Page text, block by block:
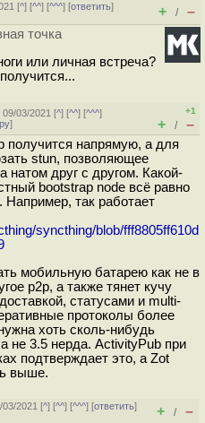
[^] [^^] [^^^] [ответить]
+ / –
точка
или личная встреча?
09/03/2021 [^] [^^] [^^^]
]
+1
+ / –
получится напрямую, а для
stun, позволяющее
натом друг с другом. Какой-
bootstrap node всё равно
Например, так работает
syncthing/blob/fff8805ff610d
мобильную батарею как не в
p2p, а также тянет кучу
статусами и multi-
протоколы более
хоть сколь-нибудь
не 3.5 нерда. ActivityPub при
подтверждает это, а Zot
выше.
03/2021 [^] [^^] [^^^] [ответить]
+ / –